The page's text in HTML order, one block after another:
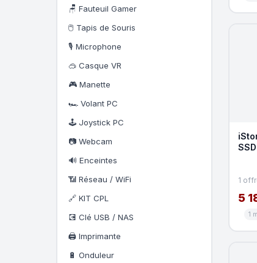
🪑 Fauteuil Gamer
🖱️ Tapis de Souris
🎙️ Microphone
🥽 Casque VR
🎮 Manette
🏎️ Volant PC
🕹️ Joystick PC
📷 Webcam
🔊 Enceintes
📶 Réseau / WiFi
🔗 KIT CPL
💽 Clé USB / NAS
🖨️ Imprimante
🔋 Onduleur
1
5
1